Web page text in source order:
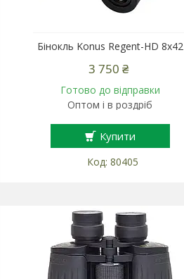
Бінокль Konus Regent-HD 8x42
3 750 ₴
Готово до відправки
Оптом і в роздріб
Купити
80405